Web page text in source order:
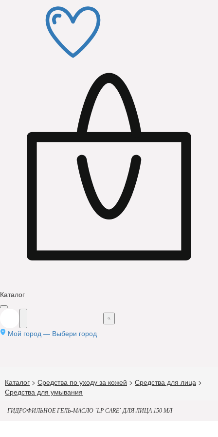
Каталог
Мой город — Выбери город
Каталог > Средства по уходу за кожей > Средства для лица >
Средства для умывания
ГИДРОФИЛЬНОЕ ГЕЛЬ-МАСЛО `LP CARE` ДЛЯ ЛИЦА 150 МЛ